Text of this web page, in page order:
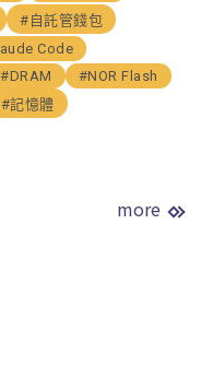
#自託管錢包
Code
#DRAM
#NOR Flash
#記憶體
more